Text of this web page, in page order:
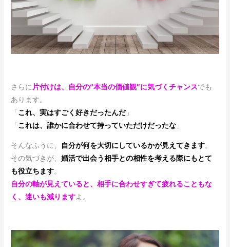
さらに片付けは、自分の“本当の価値観”に気づくチャンスでも
あります。
「 これ、実はすごく好きだったんだ」
「 これは、誰かに合わせて持っていただけだったな」
そんなふうに、 自分が何を大切にしているかが見えてきます。
その気づきが、婚活で出会う相手との相性を考える際にもとて
も役立ちます。
自分の軸が見えていると、相手に合わせすぎて疲れることもな
く、迷いも減りますよ。